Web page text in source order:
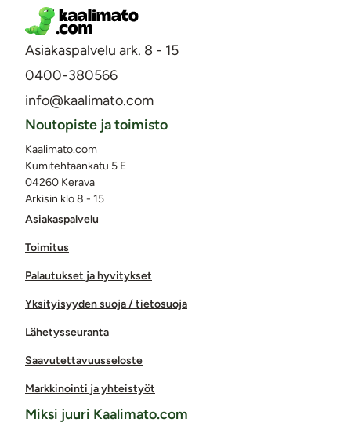
Asiakaspalvelu ark. 8 - 15
0400-380566
info@kaalimato.com
Asiakaspalvelu
Toimitus
Palautukset ja hyvitykset
Yksityisyyden suoja / tietosuoja
Lähetysseuranta
Saavutettavuusseloste
Markkinointi ja yhteistyöt
Noutopiste ja toimisto
Kaalimato.com
Kumitehtaankatu 5 E
04260 Kerava
Arkisin klo 8 - 15
Miksi juuri Kaalimato.com